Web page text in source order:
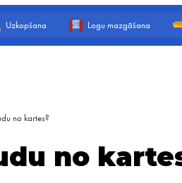
Uzkopšana Logu mazgāšana
no kartes?
no